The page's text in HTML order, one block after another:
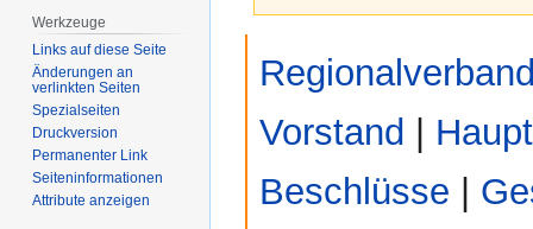
Navigation
Suche
Vorstand
Beschlüsse
Werkzeuge
Links auf diese Seite
Änderungen an
verlinkten Seiten
Spezialseiten
Druckversion
Permanenter Link
Seiten­­informationen
Attribute anzeigen